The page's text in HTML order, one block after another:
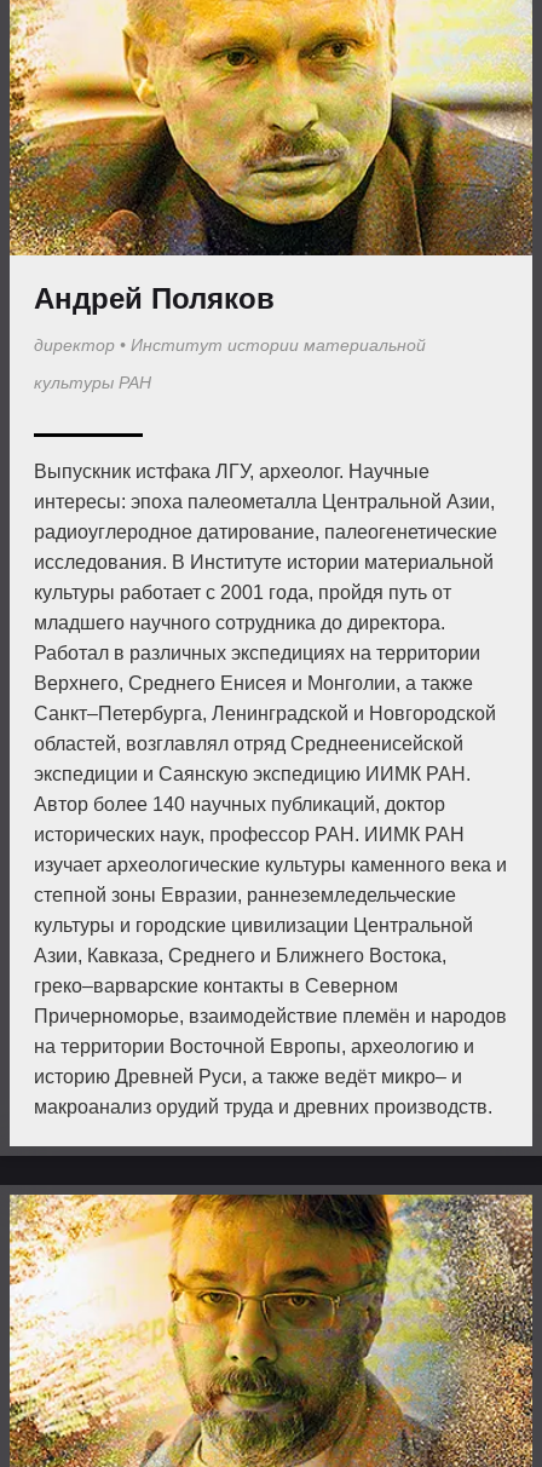
Андрей Поляков
директор • Институт истории материальной
культуры РАН
Выпускник истфака ЛГУ, археолог. Научные
интересы: эпоха палеометалла Центральной Азии,
радиоуглеродное датирование, палеогенетические
исследования. В Институте истории материальной
культуры работает с 2001 года, пройдя путь от
младшего научного сотрудника до директора.
Работал в различных экспедициях на территории
Верхнего, Среднего Енисея и Монголии, а также
Санкт–Петербурга, Ленинградской и Новгород­ской
областей, возглавлял отряд Среднеенисейской
экспедиции и Саянскую экспедицию ИИМК РАН.
Автор более 140 научных публикаций, доктор
исторических наук, профессор РАН. ИИМК РАН
изучает археологические культуры каменного века и
степной зоны Евразии, раннеземледельческие
культуры и городские цивилизации Центральной
Азии, Кавказа, Среднего и Ближнего Востока,
греко–варварские контакты в Северном
Причерноморье, взаимодействие племён и народов
на территории Восточной Европы, археологию и
историю Древней Руси, а также ведёт микро– и
макроанализ орудий труда и древних производств.